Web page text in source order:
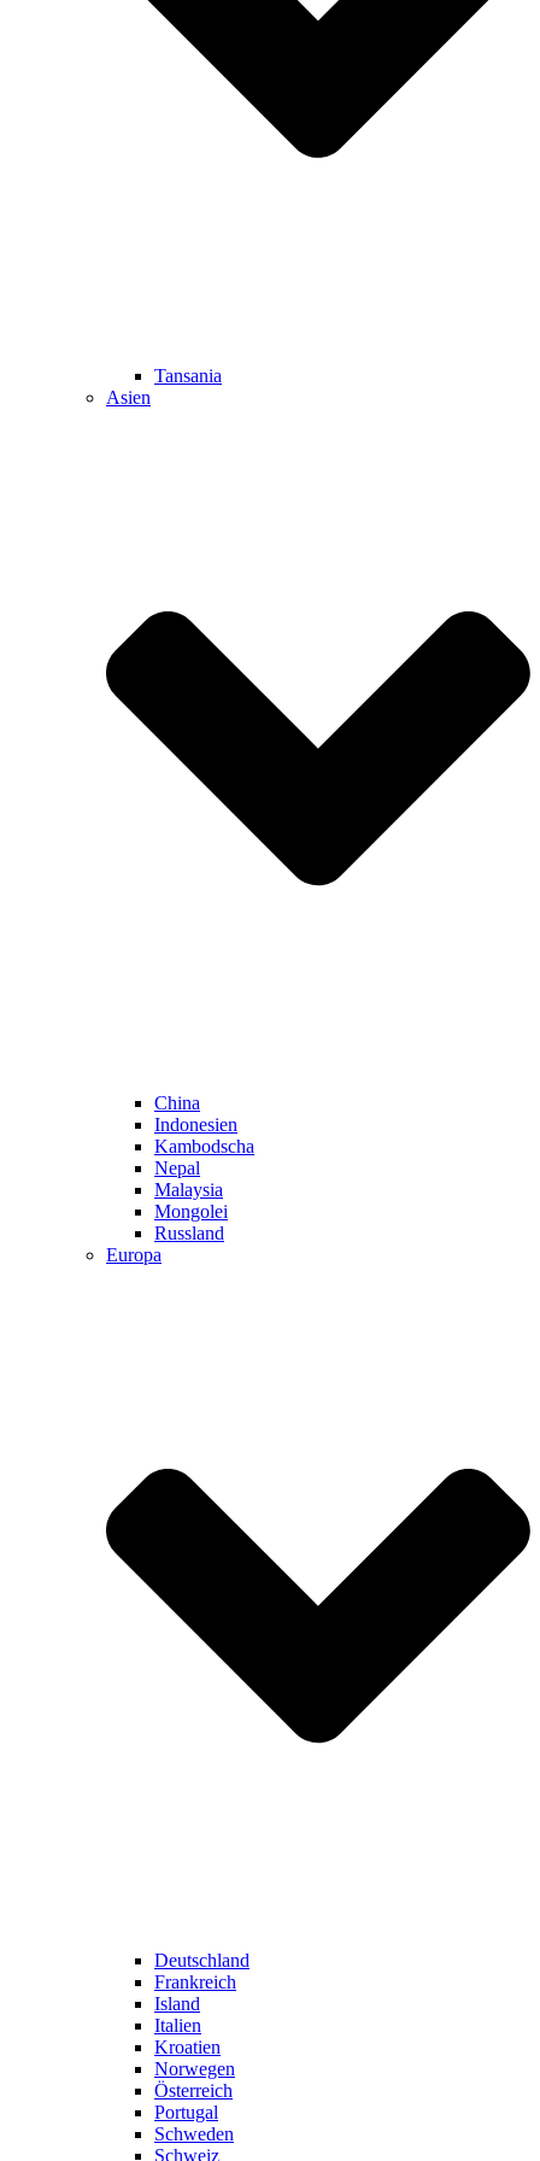
Tansania
Asien
China
Indonesien
Kambodscha
Nepal
Malaysia
Mongolei
Russland
Europa
Deutschland
Frankreich
Island
Italien
Kroatien
Norwegen
Österreich
Portugal
Schweden
Schweiz